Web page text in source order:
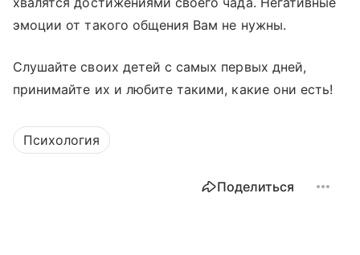
эмоции от такого общения Вам не нужны.
Слушайте своих детей с самых первых дней,
принимайте их и любите такими, какие они есть!
Психология
Поделиться